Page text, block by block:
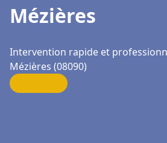
Mézières
Intervention rapide et
Mézières (08090)